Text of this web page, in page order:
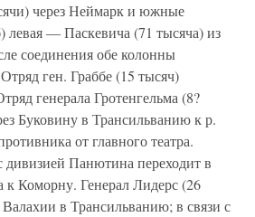
через Неймарк и южные
левая — Паскевича (71 тысяча) из
соединения обе колонны
ген. Граббе (15 тысяч)
генерала Гротенгельма (8?
Буковину в Трансильванию к р.
от главного театра.
дивизией Панютина переходит в
к Коморну. Генерал Лидерс (26
Валахии в Трансильванию; в связи с